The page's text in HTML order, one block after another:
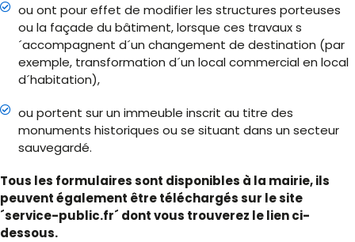
ou ont pour effet de modifier les structures porteuses
ou la façade du bâtiment, lorsque ces travaux s
´accompagnent d´un changement de destination (par
exemple, transformation d´un local commercial en local
d´habitation),
ou portent sur un immeuble inscrit au titre des
monuments historiques ou se situant dans un secteur
sauvegardé.
Tous les formulaires sont disponibles à la mairie, ils
peuvent également être téléchargés sur le site
´service-public.fr´ dont vous trouverez le lien ci-
dessous.